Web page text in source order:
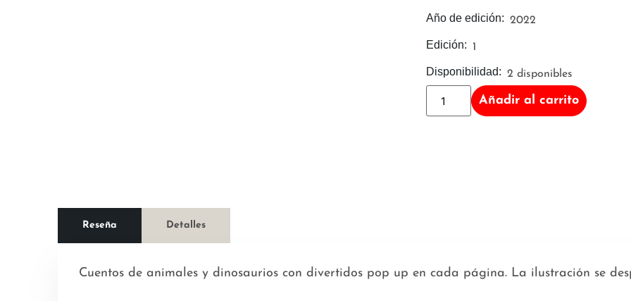
Añadir al carrito
Disponibilidad: 2 disponibles
Edición: 1
Año de edición: 2022
Reseña Detalles
Cuentos de animales y dinosaurios con divertidos pop up en cada página. La ilustración se